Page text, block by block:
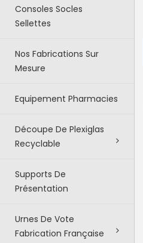
Consoles Socles
Sellettes
Nos Fabrications Sur
Mesure
Equipement Pharmacies
Découpe De Plexiglas
Recyclable
Supports De
Présentation
Urnes De Vote
Fabrication Française